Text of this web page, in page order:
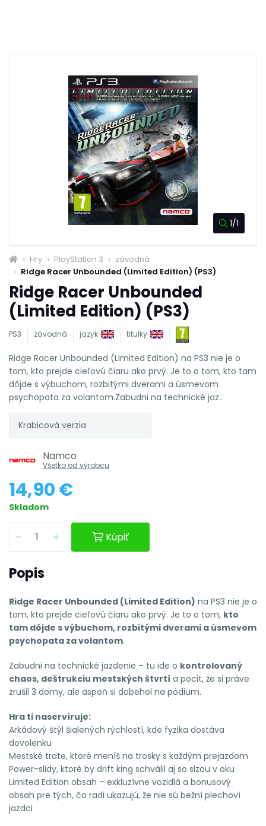
1/1
Hry PlayStation 3
závodná
Ridge Racer Unbounded (Limited Edition) (PS3)
Ridge Racer Unbounded
(Limited Edition) (PS3)
PS3 závodná jazyk titulky
Ridge Racer Unbounded (Limited Edition) na PS3 nie je o
tom, kto prejde cieľovú čiaru ako prvý. Je to o tom, kto tam
dôjde s výbuchom, rozbitými dverami a úsmevom
psychopata za volantom.Zabudni na technické jaz..
Krabicová verzia
Namco
Všetko od výrobcu
14,90 €
Skladom
Kúpiť
Popis
Ridge Racer Unbounded (Limited Edition) na PS3 nie je o
tom, kto prejde cieľovú čiaru ako prvý. Je to o tom, kto
tam dôjde s výbuchom, rozbitými dverami a úsmevom
psychopata za volantom.
Zabudni na technické jazdenie – tu ide o kontrolovaný
chaos, deštrukciu mestských štvrtí a pocit, že si práve
zrušil 3 domy, ale aspoň si dobehol na pódium.
Hra ti naservíruje:
Arkádový štýl šialených rýchlostí, kde fyzika dostáva
dovolenku
Mestské trate, ktoré meníš na trosky s každým prejazdom
Power-slidy, ktoré by drift king schválil aj so slzou v oku
Limited Edition obsah – exkluzívne vozidlá a bonusový
obsah pre tých, čo radi ukazujú, že nie sú bežní plechoví
jazdci